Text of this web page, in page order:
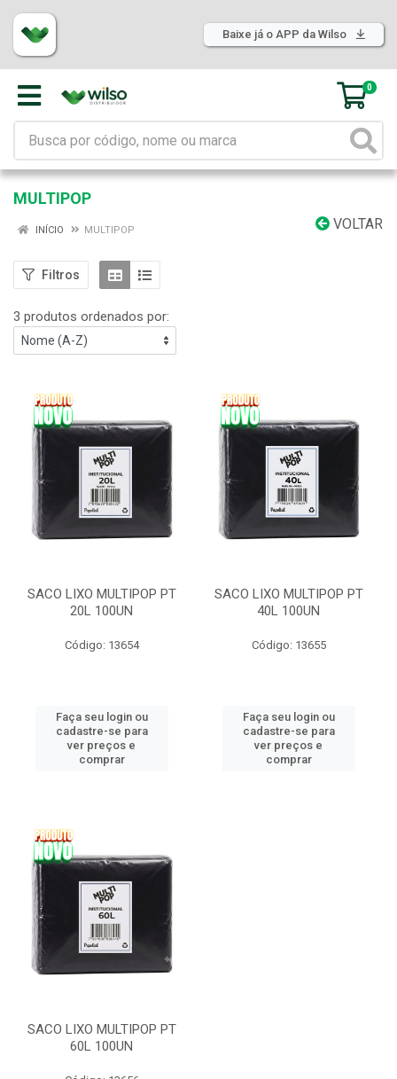
Baixe já o APP da Wilso
0
MULTIPOP
VOLTAR
INÍCIO MULTIPOP
Filtros
3 produtos ordenados por:
SACO LIXO MULTIPOP PT
20L 100UN
Código: 13654
Faça seu login ou
cadastre-se para
ver preços e
comprar
SACO LIXO MULTIPOP PT
40L 100UN
Código: 13655
Faça seu login ou
cadastre-se para
ver preços e
comprar
SACO LIXO MULTIPOP PT
60L 100UN